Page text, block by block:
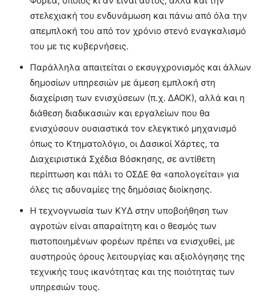
στελεχιακή του ενδυνάμωση και πάνω από όλα την
απεμπλοκή του από τον χρόνιο στενό εναγκαλισμό
του με τις κυβερνήσεις.
Παράλληλα απαιτείται ο εκσυγχρονισμός και άλλων
δημοσίων υπηρεσιών με άμεση εμπλοκή στη
διαχείριση των ενισχύσεων (π.χ. ΔΑΟΚ), αλλά και η
διάθεση διαδικασιών και εργαλείων που θα
ενισχύσουν ουσιαστικά τον ελεγκτικό μηχανισμό
όπως το Κτηματολόγιο, οι Δασικοί Χάρτες, τα
Διαχειριστικά Σχέδια Βόσκησης, σε αντίθετη
περίπτωση και πάλι το ΟΣΔΕ θα «απολογείται» για
όλες τις αδυναμίες της δημόσιας διοίκησης.
Η τεχνογνωσία των ΚΥΔ στην υποβοήθηση των
αγροτών είναι απαραίτητη και ο θεσμός των
πιστοποιημένων φορέων πρέπει να ενισχυθεί, με
αυστηρούς όρους λειτουργίας και αξιολόγησης της
τεχνικής τους ικανότητας και της ποιότητας των
υπηρεσιών τους.